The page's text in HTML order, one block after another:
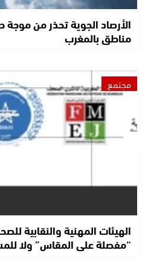
الأرصاد الجوية تحذر من
مناطق بالمغرب
مجتمع
الهيئات المهنية والنقابية
“مفصلة على المقاس” ولا